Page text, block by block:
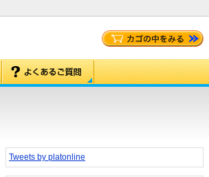
Tweets by platonline